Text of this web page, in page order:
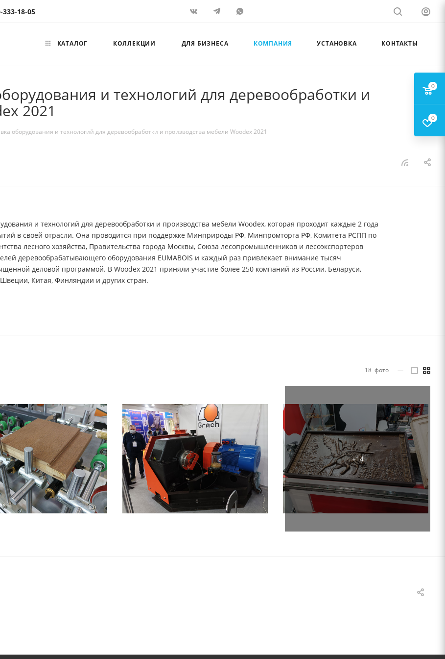
333-18-05
КАТАЛОГ КОЛЛЕКЦИИ ДЛЯ БИЗНЕСА КОМПАНИЯ УСТАНОВКА КОНТАКТЫ
и технологий для деревообработки и
2021
оборудования и технологий для деревообработки и производства мебели Woodex 2021
и технологий для деревообработки и производства мебели Woodex, которая проходит каждые 2 года
в своей отрасли. Она проводится при поддержке Минприроды РФ, Минпромторга РФ, Комитета РСПП по
лесного хозяйства, Правительства города Москвы, Союза лесопромышленников и лесоэкспортеров
деревообрабатывающего оборудования EUMABOIS и каждый раз привлекает внимание тысяч
деловой программой. В Woodex 2021 приняли участие более 250 компаний из России, Беларуси,
Китая, Финляндии и других стран.
18 фото
0
0